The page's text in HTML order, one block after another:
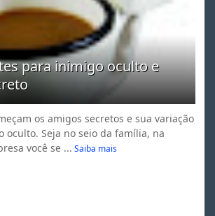
para inimigo oculto e
os amigos secretos e sua variação
oculto. Seja no seio da família, na
você se ... Saiba mais